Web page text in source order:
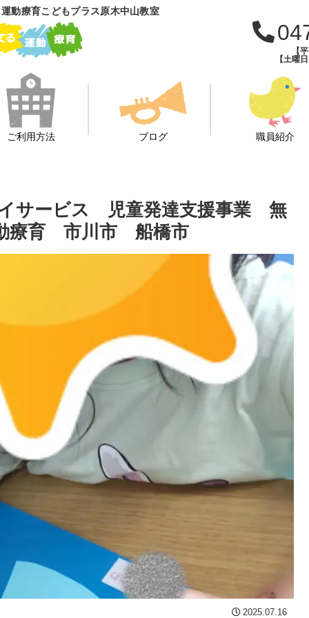
動療育こどもプラス原木中山教室
【
【土曜
ご利用方法 ブログ 職員紹介
サービス 児童発達支援事業 無
療育 市川市 船橋市
2025.07.16